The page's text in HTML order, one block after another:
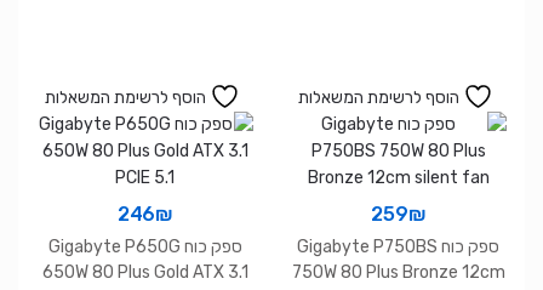
הוסף לרשימת המשאלות
259₪
ספק כוח Gigabyte P750BS
750W 80 Plus Bronze 12cm
הוסף לרשימת המשאלות
246₪
ספק כוח Gigabyte P650G
650W 80 Plus Gold ATX 3.1